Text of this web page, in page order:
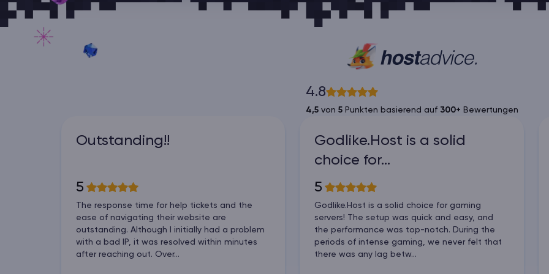
4.8
4,5von 5Punkten basierend auf 300+ Bewertungen
Outstanding!!
5
The response time for help tickets and the
ease of navigating their website are
outstanding. Although I initially had a problem
with a bad IP, it was resolved within minutes
after reaching out. Over...
Godlike.Host is a solid
choice for…
5
Godlike.Host is a solid choice for gaming
servers! The setup was quick and easy, and
the performance was top-notch. During the
periods of intense gaming, we never felt that
there was any lag betw...